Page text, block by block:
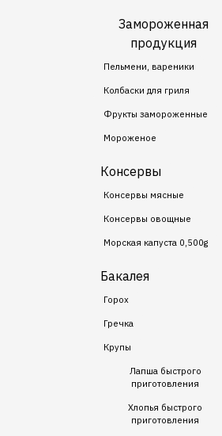
Замороженная
продукция
Пельмени, вареники
Колбаски для гриля
Фрукты замороженные
Мороженое
Консервы
Консервы мясные
Консервы овощные
Морская капуста 0,500g
Бакалея
Горох
Гречка
Крупы
Лапша быстрого
приготовления
Хлопья быстрого
приготовления